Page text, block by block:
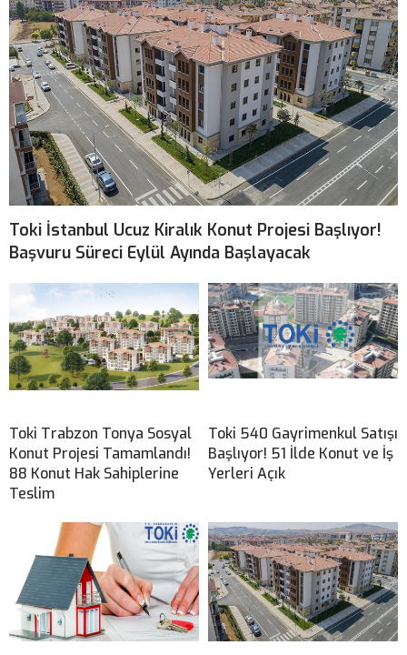
Toki İstanbul Ucuz Kiralık Konut Projesi Başlıyor!
Başvuru Süreci Eylül Ayında Başlayacak
Toki Trabzon Tonya Sosyal
Konut Projesi Tamamlandı!
88 Konut Hak Sahiplerine
Teslim
Toki 540 Gayrimenkul Satışı
Başlıyor! 51 İlde Konut ve İş
Yerleri Açık